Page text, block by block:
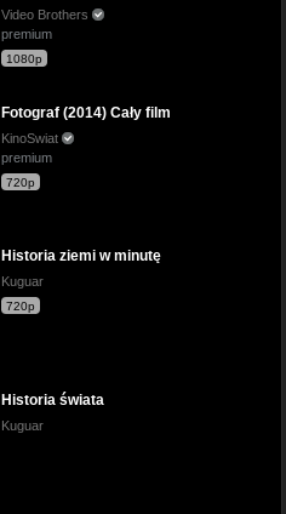
Video Brothers
premium
1080p
Fotograf (2014) Cały film
KinoSwiat
premium
720p
Historia ziemi w minutę
Kuguar
720p
Historia świata
Kuguar